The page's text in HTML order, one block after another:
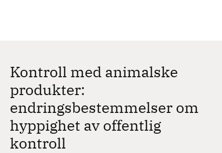
Kontroll med animalske
produkter:
endringsbestemmelser om
hyppighet av offentlig
kontroll